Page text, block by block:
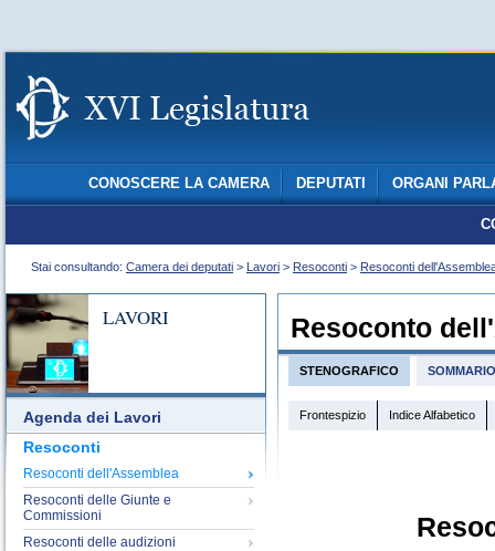
CONOSCERE LA CAMERA DEPUTATI ORGANI
Stai consultando: Camera dei deputati > Lavori > Resoconti > Resoconti
LAVORI
Agenda dei Lavori
Resoconti
Resoconti dell'Assemblea
Resoconti delle Giunte e
Commissioni
Resoconti delle audizioni
Resoconto
STENOGRAFICO SOMMARIO
Frontespizio Indice Alfabetico